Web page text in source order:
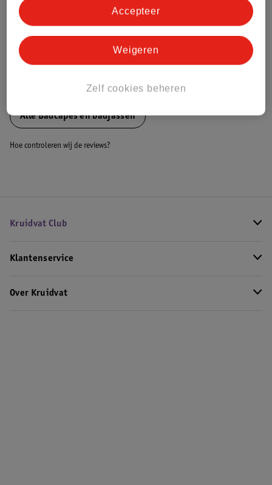
Bestel & Bezorginformatie
Alle Badcapes en badjassen
Hoe controleren wij de reviews?
Kruidvat Club
Klantenservice
Over Kruidvat
Zelf cookies beheren
Weigeren
Accepteer